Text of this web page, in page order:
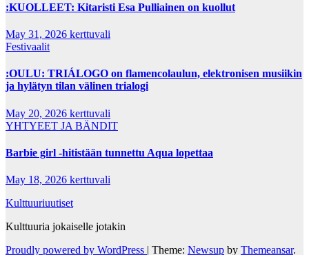
:KUOLLEET: Kitaristi Esa Pulliainen on kuollut
May 31, 2026 kerttuvali
Festivaalit
:OULU: TRIÁLOGO on flamencolaulun, elektronisen musiikin
ja hylätyn tilan välinen trialogi
May 20, 2026 kerttuvali
YHTYEET JA BÄNDIT
Barbie girl -hitistään tunnettu Aqua lopettaa
May 18, 2026 kerttuvali
Kulttuuriuutiset
Kulttuuria jokaiselle jotakin
Proudly powered by WordPress | Theme: Newsup by Themeansar.